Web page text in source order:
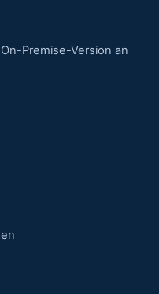
Premise-Version an